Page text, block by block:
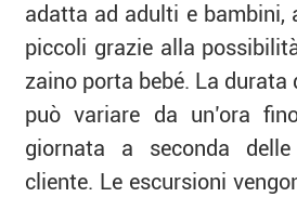
adatta ad adulti e bambini,
piccoli grazie alla
zaino porta bebé. La durata
può variare da un’ora
giornata a seconda delle
cliente. Le escursioni